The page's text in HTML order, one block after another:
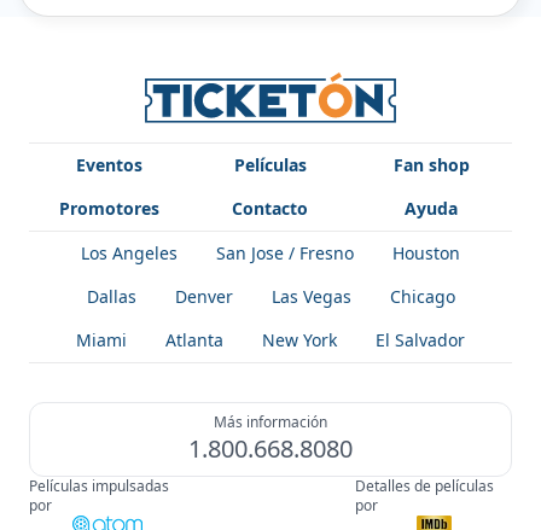
Eventos Películas
Fan shop
Promotores
Contacto
Ayuda
Los Angeles
San Jose / Fresno
Houston
Dallas
Denver Las Vegas
Chicago
Miami
Atlanta New York El Salvador
Más información
1.800.668.8080
Películas impulsadas
por
Detalles de películas
por